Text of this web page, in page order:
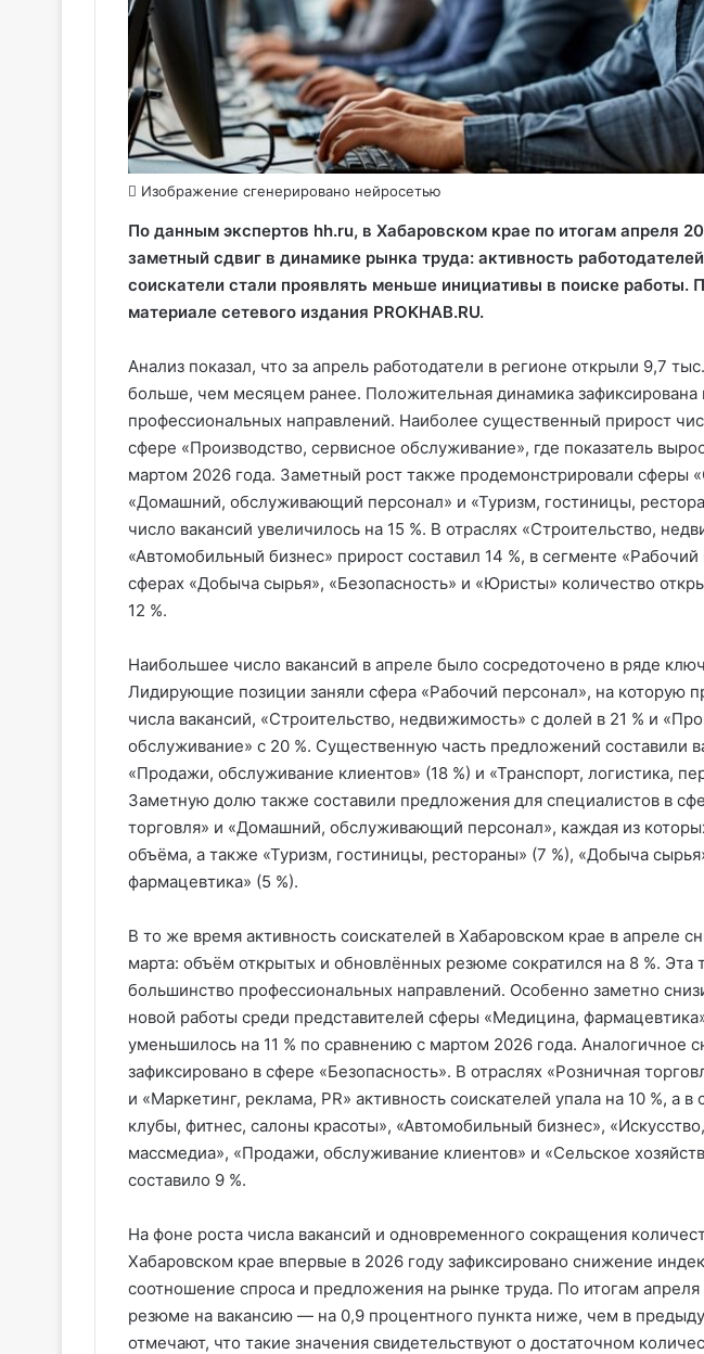
Изображение сгенерировано нейросетью
По данным экспертов hh.ru, в Хабаровском крае по итогам апреля
заметный сдвиг в динамике рынка труда: активность
соискатели стали проявлять меньше инициативы в поиске работы.
материале сетевого издания PROKHAB.RU.
Анализ показал, что за апрель работодатели в регионе открыли 9,7
больше, чем месяцем ранее. Положительная динамика зафиксирована
профессиональных направлений. Наиболее существенный прирост
сфере «Производство, сервисное обслуживание», где показатель
мартом 2026 года. Заметный рост также продемонстрировали сферы
«Домашний, обслуживающий персонал» и «Туризм, гостиницы,
число вакансий увеличилось на 15 %. В отраслях «Строительство,
«Автомобильный бизнес» прирост составил 14 %, в сегменте
сферах «Добыча сырья», «Безопасность» и «Юристы» количество
12 %.
Наибольшее число вакансий в апреле было сосредоточено в ряде
Лидирующие позиции заняли сфера «Рабочий персонал», на которую
числа вакансий, «Строительство, недвижимость» с долей в 21 % и
обслуживание» с 20 %. Существенную часть предложений составили
«Продажи, обслуживание клиентов» (18 %) и «Транспорт, логистика,
Заметную долю также составили предложения для специалистов в
торговля» и «Домашний, обслуживающий персонал», каждая из
объёма, а также «Туризм, гостиницы, рестораны» (7 %), «Добыча
фармацевтика» (5 %).
В то же время активность соискателей в Хабаровском крае в апреле
марта: объём открытых и обновлённых резюме сократился на 8 %. Эта
большинство профессиональных направлений. Особенно заметно
новой работы среди представителей сферы «Медицина,
уменьшилось на 11 % по сравнению с мартом 2026 года. Аналогичное
зафиксировано в сфере «Безопасность». В отраслях «Розничная
и «Маркетинг, реклама, PR» активность соискателей упала на 10 %, а
клубы, фитнес, салоны красоты», «Автомобильный бизнес»,
массмедиа», «Продажи, обслуживание клиентов» и «Сельское
составило 9 %.
На фоне роста числа вакансий и одновременного сокращения
Хабаровском крае впервые в 2026 году зафиксировано снижение
соотношение спроса и предложения на рынке труда. По итогам апреля
резюме на вакансию — на 0,9 процентного пункта ниже, чем в
отмечают, что такие значения свидетельствуют о достаточном